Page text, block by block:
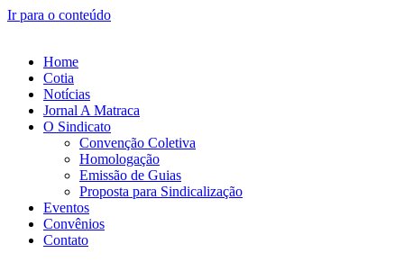
Ir para o conteúdo
Home
Cotia
Notícias
Jornal A Matraca
O Sindicato
Convenção Coletiva
Homologação
Emissão de Guias
Proposta para Sindicalização
Eventos
Convênios
Contato